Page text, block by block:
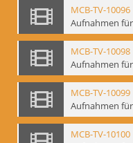
MCB-TV-10096
MCB-TV-10098
MCB-TV-10099
MCB-TV-10100